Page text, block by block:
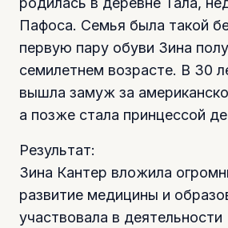
Пафоса. Семья была такой
первую пару обуви Зина
семилетнем возрасте. В 30
вышла замуж за
а позже стала принцессой
Результат:
Зина Кантер вложила
развитие медицины и
участвовала в деятельности